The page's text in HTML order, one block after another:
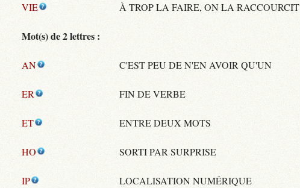
VIE À TROP LA FAIRE, ON LA RACCOURCIT
Mot(s) de 2 lettres :
AN C'EST PEU DE N'EN AVOIR QU'UN
ER FIN DE VERBE
ET ENTRE DEUX MOTS
HO SORTI PAR SURPRISE
IP LOCALISATION NUMÉRIQUE